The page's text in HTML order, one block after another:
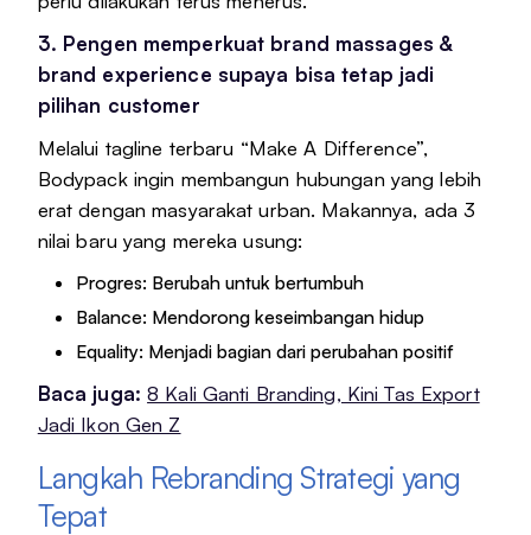
3. Pengen memperkuat brand massages &
brand experience supaya bisa tetap jadi
pilihan customer
Melalui tagline terbaru “Make A Difference”,
Bodypack ingin membangun hubungan yang lebih
erat dengan masyarakat urban. Makannya, ada 3
nilai baru yang mereka usung:
Progres: Berubah untuk bertumbuh
Balance: Mendorong keseimbangan hidup
Equality: Menjadi bagian dari perubahan positif
Baca juga: 8 Kali Ganti Branding, Kini Tas Export
Jadi Ikon Gen Z
Langkah Rebranding Strategi yang
Tepat